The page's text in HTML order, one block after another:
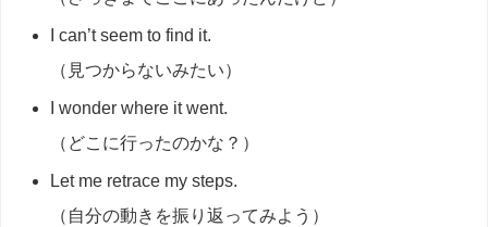
I can’t seem to find it.
（見つからないみたい）
I wonder where it went.
（どこに行ったのかな？）
Let me retrace my steps.
（自分の動きを振り返ってみよう）